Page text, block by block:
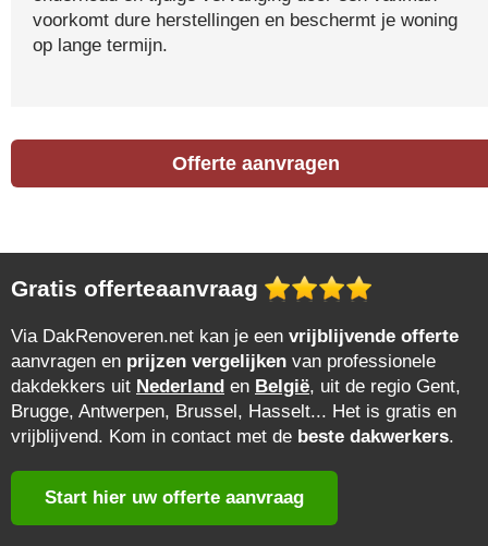
voorkomt dure herstellingen en beschermt je woning
op lange termijn.
Offerte aanvragen
Gratis offerteaanvraag
Via DakRenoveren.net kan je een vrijblijvende offerte
aanvragen en prijzen vergelijken van professionele
dakdekkers uit Nederland en België, uit de regio Gent,
Brugge, Antwerpen, Brussel, Hasselt... Het is gratis en
vrijblijvend. Kom in contact met de beste dakwerkers.
Start hier uw offerte aanvraag